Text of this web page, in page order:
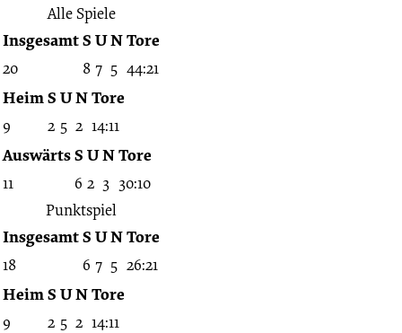
Alle Spiele
InsgesamtS UNTore
20 8 7 5 44:21
HeimS UNTore
9 2 5 2 14:11
AuswärtsS UNTore
11 6 2 3 30:10
Punktspiel
InsgesamtS UNTore
18 6 7 5 26:21
HeimS UNTore
9 2 5 2 14:11